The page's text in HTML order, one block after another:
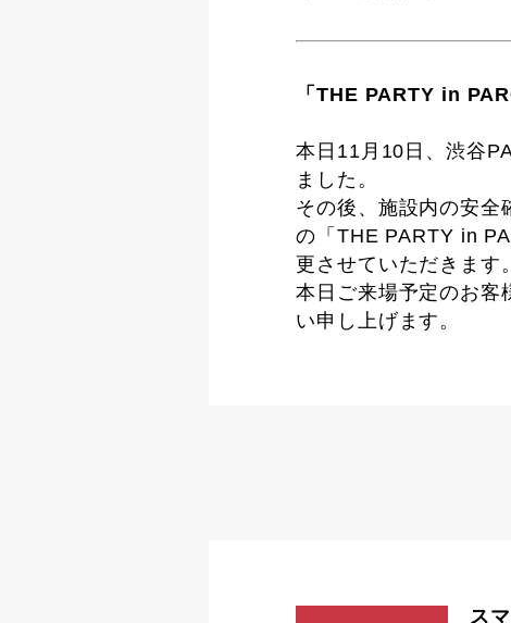
「THE PARTY in
本日11月10日、渋谷
ました。
その後、施設内の安全
の「THE PARTY in
更させていただきます。
本日ご来場予定のお客
い申し上げます。
ス